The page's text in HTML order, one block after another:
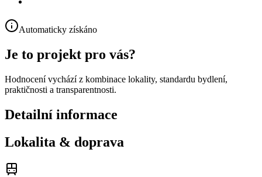
Automaticky získáno
Je to projekt pro vás?
Hodnocení vychází z kombinace lokality, standardu bydlení,
praktičnosti a transparentnosti.
Detailní informace
Lokalita & doprava